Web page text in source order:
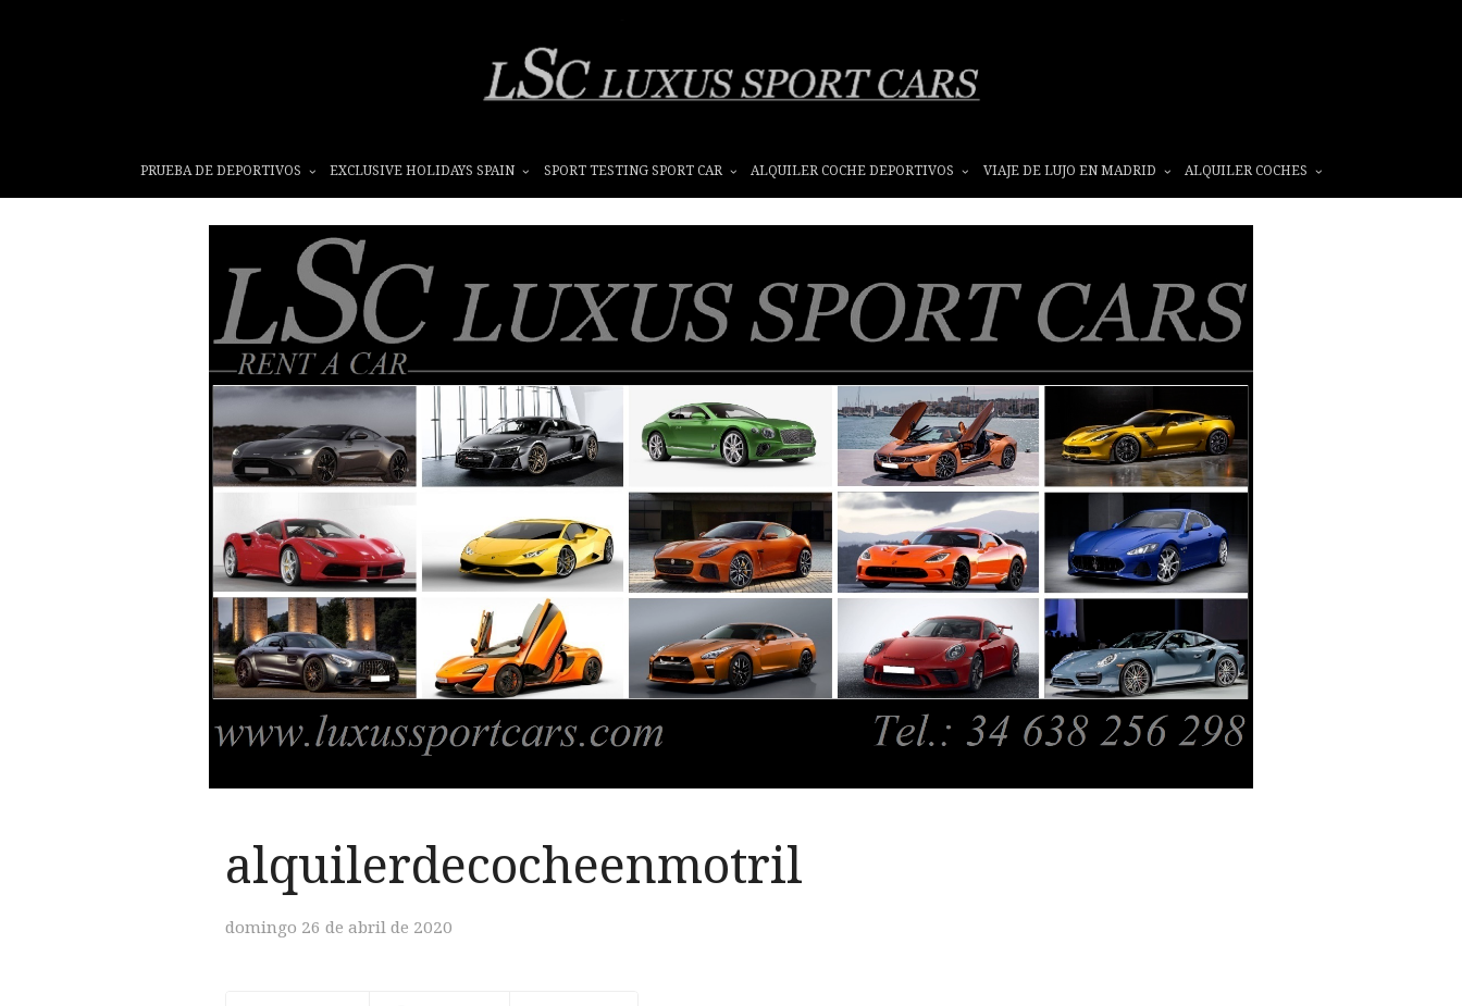
PRUEBA DE DEPORTIVOS EXCLUSIVE HOLIDAYS SPAIN SPORT TESTING SPORT CAR ALQUILER COCHE DEPORTIVOS VIAJE DE LUJO EN MADRID ALQUILER COCHES
alquilerdecocheenmotril
domingo 26 de abril de 2020